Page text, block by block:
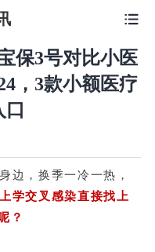
保3号对比小医
，3款小额医疗
边，换季一冷一热，
学交叉感染直接找上
？